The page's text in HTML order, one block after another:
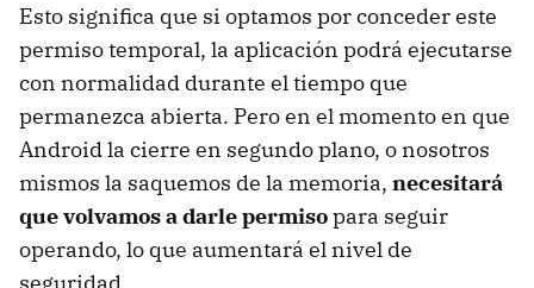
Esto significa que si optamos por conceder este
permiso temporal, la aplicación podrá ejecutarse
con normalidad durante el tiempo que
permanezca abierta. Pero en el momento en que
Android la cierre en segundo plano, o nosotros
mismos la saquemos de la memoria, necesitará
que volvamos a darle permisopara seguir
operando, lo que aumentará el nivel de
seguridad.